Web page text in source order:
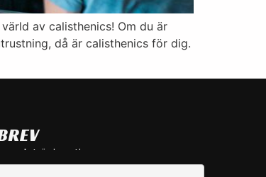
av calisthenics! Om du är
då är calisthenics för dig.
och träningstips